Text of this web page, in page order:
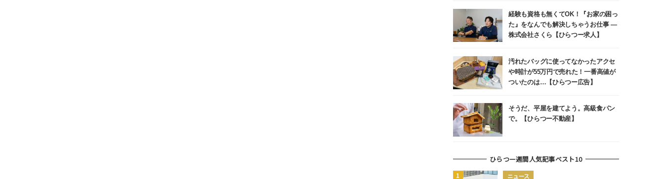
経験も資格も無くてOK！『お家の困っ
た』をなんでも解決しちゃうお仕事 ―
株式会社さくら【ひらつー求人】
汚れたバッグに使ってなかったアクセ
や時計が55万円で売れた！一番高値が
ついたのは…【ひらつー広告】
そうだ、平屋を建てよう。高級食パン
で。【ひらつー不動産】
ひらつー週間人気記事ベスト10
ニュース